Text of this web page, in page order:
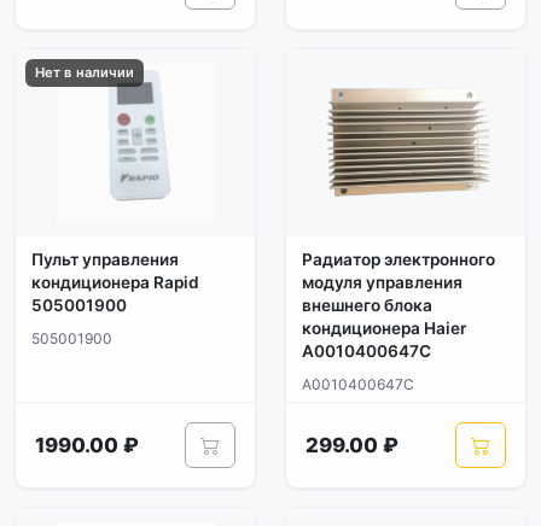
Нет в наличии
Пульт управления
кондиционера Rapid
505001900
505001900
1990.00 ₽
Радиатор электронного
модуля управления
внешнего блока
кондиционера Haier
A0010400647C
A0010400647C
299.00 ₽